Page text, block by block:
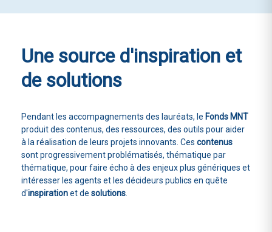
Une source d'inspiration et
de solutions
Pendant les accompagnements des lauréats, le Fonds MNT
produit des contenus, des ressources, des outils pour aider
à la réalisation de leurs projets innovants. Ces contenus
sont progressivement problématisés, thématique par
thématique, pour faire écho à des enjeux plus génériques et
intéresser les agents et les décideurs publics en quête
d'inspirationet de solutions